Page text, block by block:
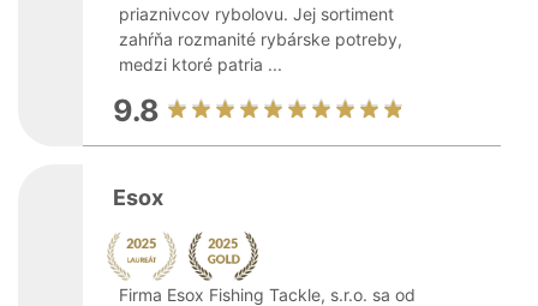
priaznivcov rybolovu. Jej sortiment
zahŕňa rozmanité rybárske potreby,
medzi ktoré patria ...
9.8
Esox
Firma Esox Fishing Tackle, s.r.o. sa od